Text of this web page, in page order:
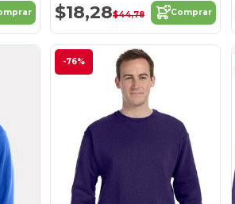
$18,28$44,78 Comprar
-76%